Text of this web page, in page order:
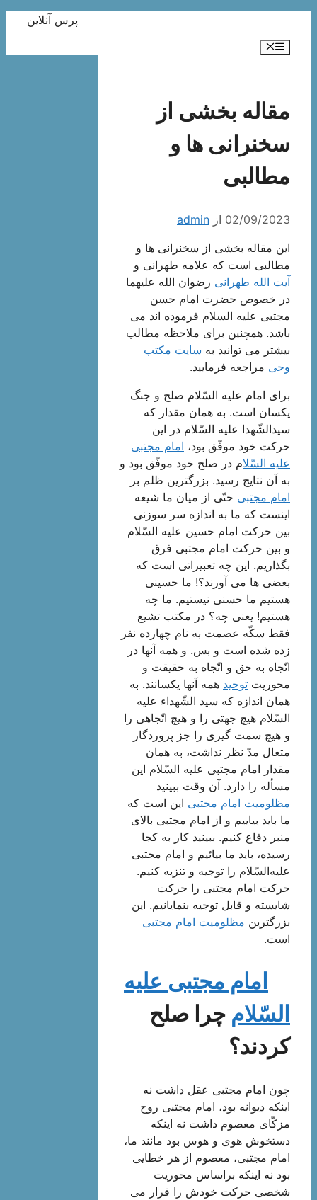
پرس آنلاین
فهرست
مقاله بخشی از
سخنرانی ها و
مطالبی
02/09/2023 از admin
این مقاله بخشی از سخنرانی ها و
مطالبی است که علامه طهرانی و
آیت الله طهرانی رضوان الله علیهما
در خصوص حضرت امام حسن
مجتبی علیه السلام فرموده اند می
باشد. همچنین برای ملاحظه مطالب
بیشتر می توانید بهسایت مکتب
وحی مراجعه فرمایید.
برای امام علیه السّلام صلح و جنگ
یكسان است. به همان مقدار كه
سیدالشّهدا علیه السّلام در این
حركت خود موفّق بود،امام مجتبی
علیه السّلام در صلح خود موفّق بود و
به آن نتایج رسید. بزرگترین ظلم بر
امام مجتبی حتّی از میان ما شیعه
اینست كه ما به اندازه سر سوزنی
بین حركت امام حسین علیه السّلام
و بین حركت امام مجتبی فرق
بگذاریم. این چه تعبیراتی است كه
بعضی ها می آورند؟! ما حسینی
هستیم ما حسنی نیستیم. ما چه
هستیم! یعنی چه؟ در مكتب تشیع
فقط سكّه عصمت به نام چهارده نفر
زده شده است و بس. و همه آنها در
اتّجاه به حق و اتّجاه به حقیقت و
محوریتتوحیدهمه آنها یكسانند. به
همان اندازه كه سید الشّهداء علیه
السّلام هیچ جهتی را و هیچ اتّجاهی را
و هیچ سمت گیری را جز پروردگار
متعال مدّ نظر نداشت، به همان
مقدار امام مجتبی علیه السّلام این
مسأله را دارد. آن وقت ببینید
مظلومیت امام مجتبی این است كه
ما باید بیاییم و از امام مجتبی بالای
منبر دفاع كنیم. ببینید كار به كجا
رسیده، باید ما بیائیم و امام مجتبی
علیه‌السّلام را توجیه و تنزیه كنیم.
حركت امام مجتبی را حركت
شایسته و قابل توجیه بنمایانیم. این
بزرگترینمظلومیت امام مجتبی
است.
امام مجتبی علیه
السّلامچرا صلح
كردند؟
چون امام مجتبی عقل داشت نه
اینكه دیوانه بود، امام مجتبی روح
مزكّای معصوم داشت نه اینكه
دستخوش هوی و هوس بود مانند ما،
امام مجتبی، معصوم از هر خطایی
بود نه اینكه براساس محوریت
شخصی حركت خودش را قرار می